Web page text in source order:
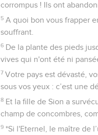
corrompus ! Ils ont
5 A quoi bon vous frapper
souffrant.
6 De la plante des pieds
vives qui n'ont été ni
7 Votre pays est dévasté,
sous vos yeux : c’est une
8 Et la fille de Sion a
champ de concombres,
9 *Si l'Eternel, le maître de